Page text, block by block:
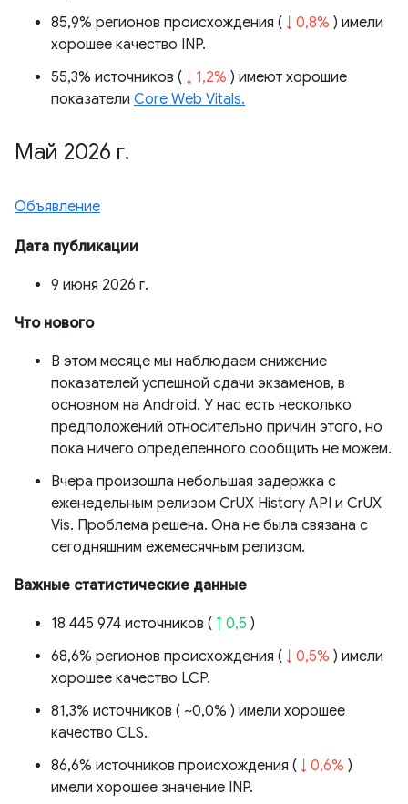
85,9% регионов происхождения ( ↓ 0,8% ) имели
хорошее качество INP.
55,3% источников ( ↓ 1,2% ) имеют хорошие
показатели Core Web Vitals.
Май 2026 г.
Объявление
Дата публикации
9 июня 2026 г.
Что нового
В этом месяце мы наблюдаем снижение
показателей успешной сдачи экзаменов, в
основном на Android. У нас есть несколько
предположений относительно причин этого, но
пока ничего определенного сообщить не можем.
Вчера произошла небольшая задержка с
еженедельным релизом CrUX History API и CrUX
Vis. Проблема решена. Она не была связана с
сегодняшним ежемесячным релизом.
Важные статистические данные
18 445 974 источников ( ↑ 0,5 )
68,6% регионов происхождения ( ↓ 0,5% ) имели
хорошее качество LCP.
81,3% источников ( ~0,0% ) имели хорошее
качество CLS.
86,6% источников происхождения ( ↓ 0,6% )
имели хорошее значение INP.